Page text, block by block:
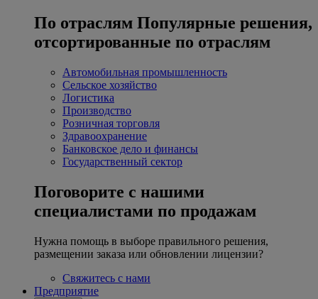
По отраслям Популярные решения,
отсортированные по отраслям
Автомобильная промышленность
Сельское хозяйство
Логистика
Производство
Розничная торговля
Здравоохранение
Банковское дело и финансы
Государственный сектор
Поговорите с нашими
специалистами по продажам
Нужна помощь в выборе правильного решения,
размещении заказа или обновлении лицензии?
Свяжитесь с нами
Предприятие